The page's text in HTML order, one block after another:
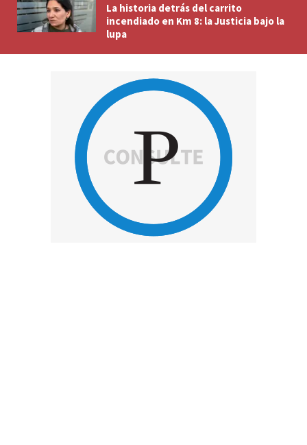
La historia detrás del carrito
incendiado en Km 8: la Justicia bajo la
lupa